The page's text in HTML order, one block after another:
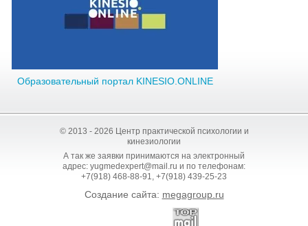
Образовательный портал KINESIO.ONLINE
© 2013 - 2026 Центр практической психологии и
кинезиологии
А так же заявки принимаются на электронный
адрес: yugmedexpert@mail.ru и по телефонам:
+7(918) 468-88-91, +7(918) 439-25-23
Создание сайта: megagroup.ru